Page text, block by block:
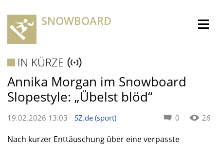
SNOWBOARD
IN KÜRZE
Annika Morgan im Snowboard
Slopestyle: „Übelst blöd“
0 26
19.02.2026 13:03 SZ.de (sport)
Nach kurzer Enttäuschung über eine verpasste